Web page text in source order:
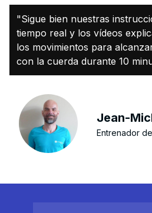
"Sigue bien nuestras
tiempo real y los vídeos
los movimientos para
con la cuerda durante 10
Jean-
Entrenador